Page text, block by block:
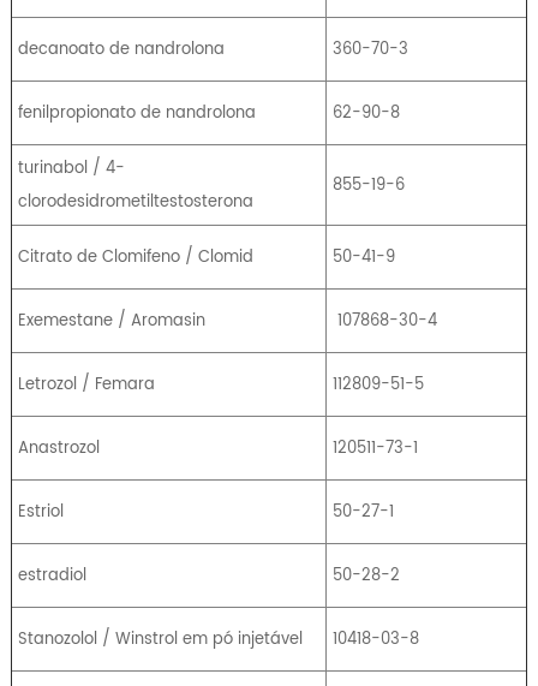
decanoato de nandrolona 360-70-3
fenilpropionato de nandrolona 62-90-8
turinabol / 4-
clorodesidrometiltestosterona
855-19-6
Citrato de Clomifeno / Clomid 50-41-9
Exemestane / Aromasin 107868-30-4
Letrozol / Femara 112809-51-5
Anastrozol 120511-73-1
Estriol 50-27-1
estradiol 50-28-2
Stanozolol / Winstrol em pó injetável 10418-03-8